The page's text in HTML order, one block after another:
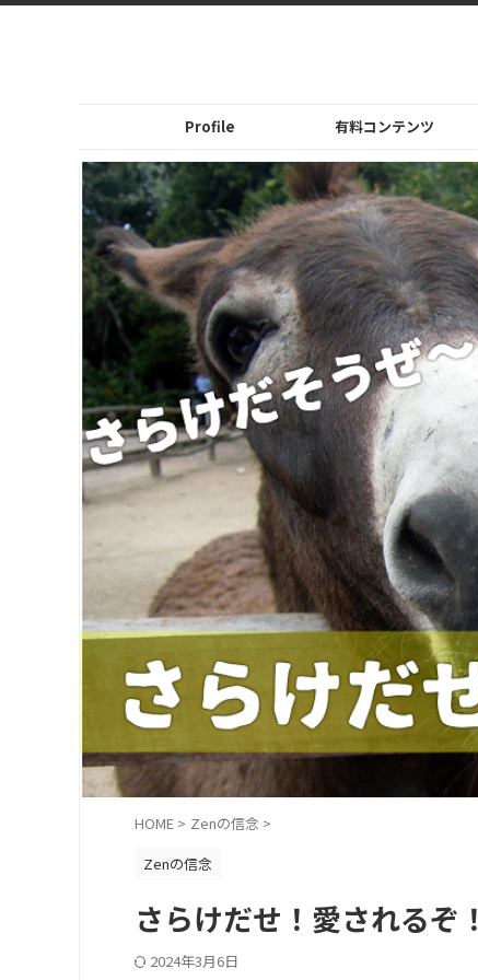
Profile 有料コンテンツ
HOME > Zenの信念 >
Zenの信念
さらけだせ！愛されるぞ！
2024年3月6日